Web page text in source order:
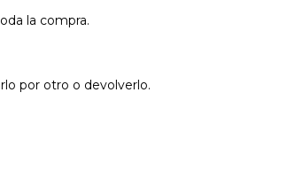
la compra.
por otro o devolverlo.